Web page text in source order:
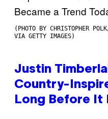
(PHOTO BY CHRISTOPHER
VIA GETTY IMAGES)
Justin
Country-
Long Before It